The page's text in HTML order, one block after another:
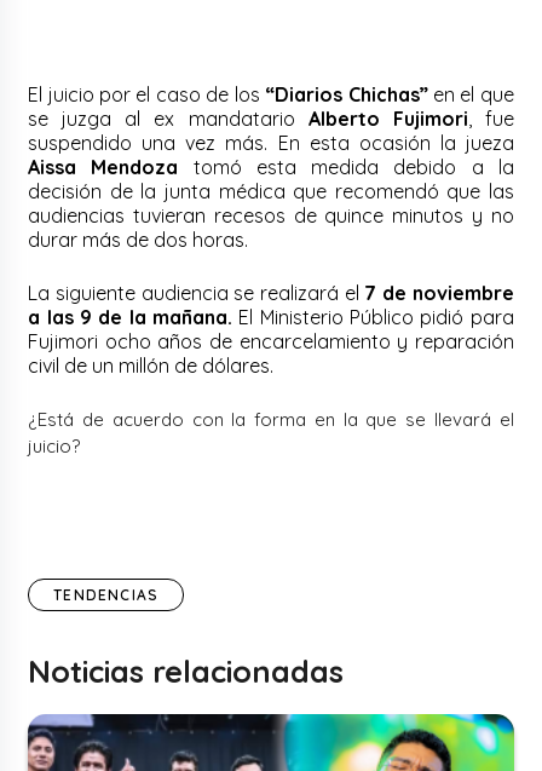
El juicio por el caso de los “Diarios Chichas”en el que
se juzga al ex mandatario Alberto Fujimori, fue
suspendido una vez más. En esta ocasión la jueza
Aissa Mendoza tomó esta medida debido a la
decisión de la junta médica que recomendó que las
audiencias tuvieran recesos de quince minutos y no
durar más de dos horas.
La siguiente audiencia se realizará el 7 de noviembre
a las 9 de la mañana. El Ministerio Público pidió para
Fujimori ocho años de encarcelamiento y reparación
civil de un millón de dólares.
¿Está de acuerdo con la forma en la que se llevará el
juicio?
TENDENCIAS
Noticias relacionadas